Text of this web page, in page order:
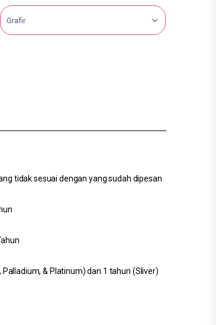
tidak sesuai dengan yang sudah dipesan
Palladium, & Platinum) dan 1 tahun (Sliver)